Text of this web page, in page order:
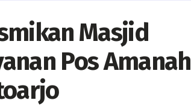
Masjid
Pos Amanah